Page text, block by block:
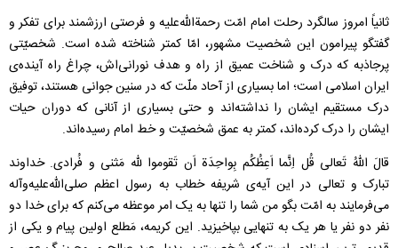
ثانیاً امروز سالگرد رحلت امام امّت رحمة‌الله‌علیه و فرصتی ارزشمند برای تفکر و
گفتگو پیرامون این شخصیت مشهور، امّا کمتر شناخته شده است. شخصیّتی
پرجاذبه که درک و شناخت عمیق از راه و هدف نورانی‌اش، چراغ راه آینده‌ی
ایران اسلامی است؛ اما بسیاری از آحاد ملّت که در سنین جوانی هستند، توفیق
درک مستقیم ایشان را نداشته‌اند و حتی بسیاری از آنانی که دوران حیات
ایشان را درک کرده‌اند، کمتر به عمق شخصیّت و خط امام رسیده‌اند.
قالَ اللهُ تَعالی قُل اِنَّما اَعِظُکُم بِواحِدَة‌ اَن تَقوموا لله مَثنی و فُرادی. خداوند
تبارک و تعالی در این آیه‌ی شریفه خطاب به رسول‌ اعظم‌ صلی‌الله‌علیه‌وآله
می‌فرمایند به امّت بگو من شما را تنها به یک امر موعظه می‌کنم که برای خدا دو
نفر دو نفر یا هر یک به تنهایی بپاخیزید. این کریمه، مَطلع اولین پیام و یکی از